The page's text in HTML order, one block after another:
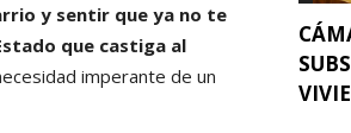
y sentir que ya no te
que castiga al
imperante de un